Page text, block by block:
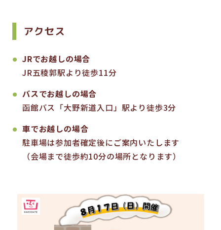
アクセス
JRでお越しの場合
JR五稜郭駅より徒歩11分
バスでお越しの場合
函館バス「大野新道入口」駅より徒歩3分
車でお越しの場合
駐車場は参加者確定後にご案内いたします
（会場まで徒歩約10分の場所となります）